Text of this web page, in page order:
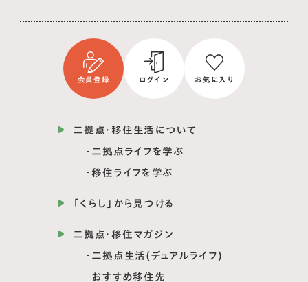
会員登録 ログイン お気に入り
二拠点・移住生活について
二拠点ライフを学ぶ
移住ライフを学ぶ
「くらし」から見つける
二拠点・移住マガジン
二拠点生活(デュアルライフ)
おすすめ移住先